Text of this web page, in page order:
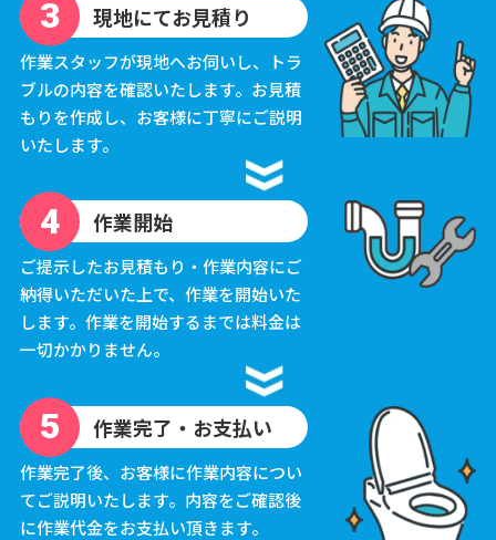
現地にてお見積り
作業スタッフが現地へお伺いし、トラ
ブルの内容を確認いたします。お見積
もりを作成し、お客様に丁寧にご説明
いたします。
作業開始
ご提示したお見積もり・作業内容にご
納得いただいた上で、作業を開始いた
します。作業を開始するまでは料金は
一切かかりません。
作業完了・お支払い
作業完了後、お客様に作業内容につい
てご説明いたします。内容をご確認後
に作業代金をお支払い頂きます。